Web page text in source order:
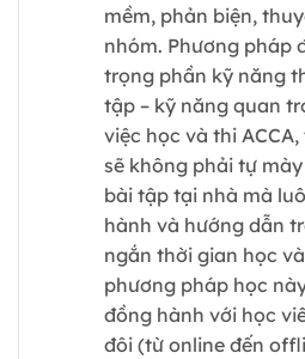
mềm, phản biện,
nhóm. Phương pháp
trọng phần kỹ năng
tập – kỹ năng quan
việc học và thi
sẽ không phải tự
bài tập tại nhà mà
hành và hướng dẫn
ngắn thời gian học
phương pháp học
đồng hành với học
đôi (từ online đến